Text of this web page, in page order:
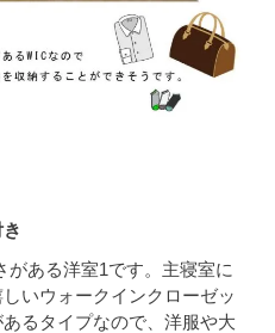
がある洋室1です。主寝室に
いウォークインクローゼッ
るタイプなので、洋服や大